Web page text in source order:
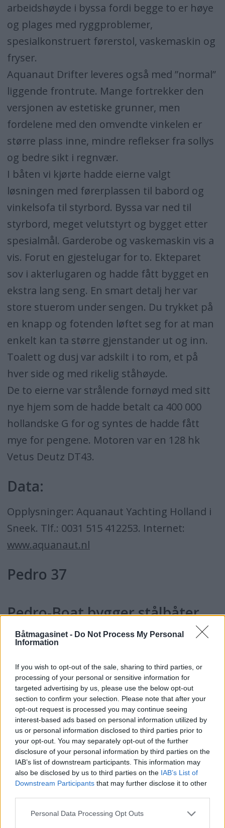
Båtmagasinet - Do Not Process My Personal
Information
If you wish to opt-out of the sale, sharing to third parties, or
processing of your personal or sensitive information for
targeted advertising by us, please use the below opt-out
section to confirm your selection. Please note that after your
opt-out request is processed you may continue seeing
interest-based ads based on personal information utilized by
us or personal information disclosed to third parties prior to
your opt-out. You may separately opt-out of the further
disclosure of your personal information by third parties on the
IAB’s list of downstream participants. This information may
also be disclosed by us to third parties on the IAB’s List of
Downstream Participants that may further disclose it to other
Personal Data Processing Opt Outs
arbeidshøyde i byssa fordi begge to er høye
og plages med ryggproblemer,
spesialkonstruert førerstol, vaskemaskin og
fryser.
Aquanaut Drifter leveres også med ”normal”
liggende frontrute. Mange fortrekker den
versjonen av estetiske grunner, men
fordelene med den omvendte vinkelen er
større plass inne, mindre reflekser fra sollys
og bedre sikt i regnvær.
I båten vi kjørte hadde eierne valgt
løsningen med førerplassen til babord og
vinkelsofa til styrbord. Byssa var ned til
styrbord, meget velutstyrt og bygget etter
spesialmål. Garderobe og vaskemaskin vis a
vis. Forut en gjestelugar for to. Ekteparet
sov i akterlugaren og hadde fått bygget en
ekstra lang seng. En smart detalj her var
store stuerom under sengen. Du trykket på
en knapp og fotenden løftet seg for at man
enkelt kan ta større gjenstander ut og inn.
Toalett og dusj var adskilt i to rom, et på
hver side og med rikelig ståhøyde.
De to eierne var strålende fornøyd med sitt
nye hjem som de hadde betalt ca 400 000
hollandske G for og syntes de hadde fått
mye for pengene. Motoren var en 128 hk
Vetus Deutz DT43.
Data:
Opplysninger: Aquanaut Yachting Holland i
Sneek. Tlf.: 0031 515 412253. Internet:
www.aquanaut.nl
Pedro 37
Pedro-Boat bygger stålbåter
fra 32 fot opp til 15 meter. 37
foteren, som var en av de
minste testbåtene under
samlingen i Holland, leveres i
tre helt forskjellige versjoner.
Båten vi kjørte hadde en åpen
løsning med salong og bysse
helt akterut. Annerledes og
tiltalende.
Pedro 37 er verftets nyeste modell, en
moderne og litt ”lettere” type enn den